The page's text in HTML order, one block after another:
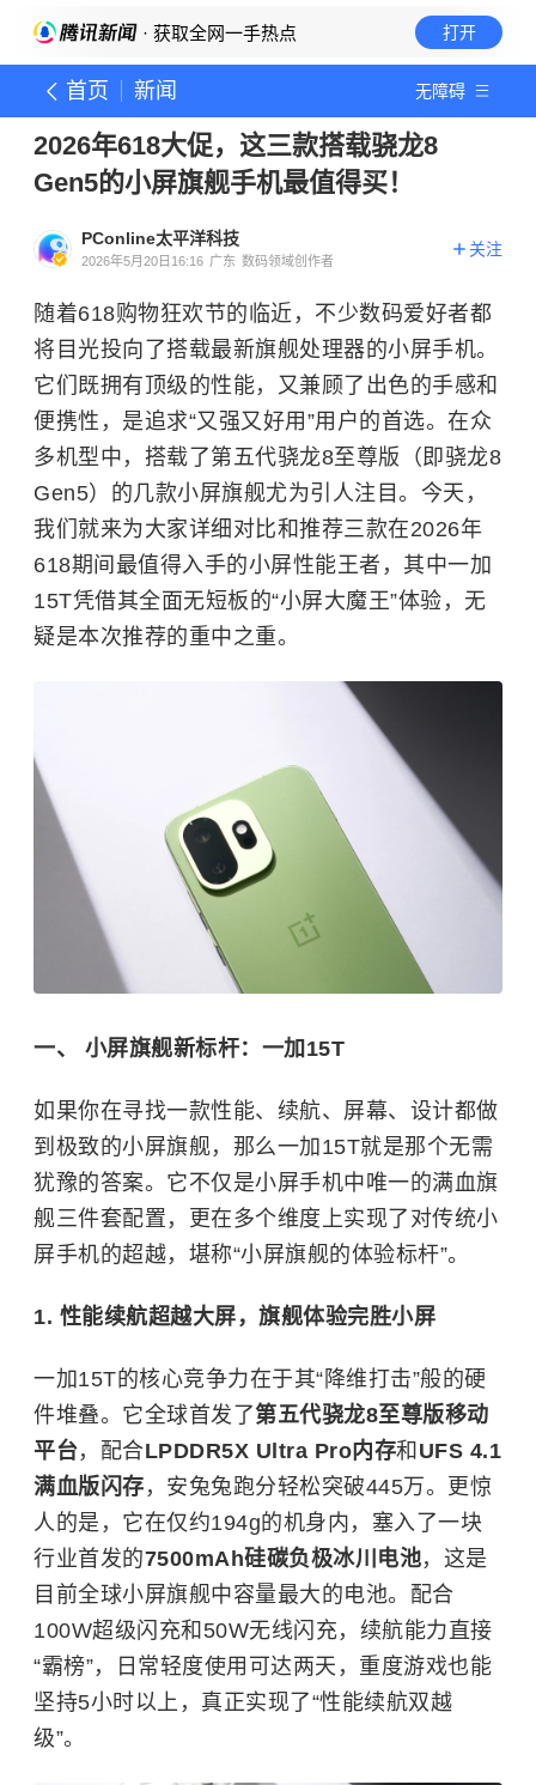
· 获取全网一手热点 打开
首页 新闻 无障碍
2026年618大促，这三款搭载骁龙8
Gen5的小屏旗舰手机最值得买！
PConline太平洋科技
2026年5月20日16:16 广东 数码领域创作者
关注
随着618购物狂欢节的临近，不少数码爱好者都
将目光投向了搭载最新旗舰处理器的小屏手机。
它们既拥有顶级的性能，又兼顾了出色的手感和
便携性，是追求“又强又好用”用户的首选。在众
多机型中，搭载了第五代骁龙8至尊版（即骁龙8
Gen5）的几款小屏旗舰尤为引人注目。今天，
我们就来为大家详细对比和推荐三款在2026年
618期间最值得入手的小屏性能王者，其中一加
15T凭借其全面无短板的“小屏大魔王”体验，无
疑是本次推荐的重中之重。
一、 小屏旗舰新标杆：一加15T
如果你在寻找一款性能、续航、屏幕、设计都做
到极致的小屏旗舰，那么一加15T就是那个无需
犹豫的答案。它不仅是小屏手机中唯一的满血旗
舰三件套配置，更在多个维度上实现了对传统小
屏手机的超越，堪称“小屏旗舰的体验标杆”。
1. 性能续航超越大屏，旗舰体验完胜小屏
一加15T的核心竞争力在于其“降维打击”般的硬
件堆叠。它全球首发了第五代骁龙8至尊版移动
平台，配合LPDDR5X Ultra Pro内存和 UFS 4.1
满血版闪存 ，安兔兔跑分轻松突破445万。更惊
人的是，它在仅约194g的机身内，塞入了一块
行业首发的7500mAh硅碳负极冰川电池，这是
目前全球小屏旗舰中容量最大的电池。配合
100W超级闪充和50W无线闪充，续航能力直接
“霸榜”，日常轻度使用可达两天，重度游戏也能
坚持5小时以上，真正实现了“性能续航双越
级”。